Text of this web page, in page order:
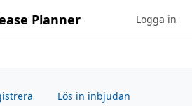
Planner Sign in to
Logga in
Lös in inbjudan